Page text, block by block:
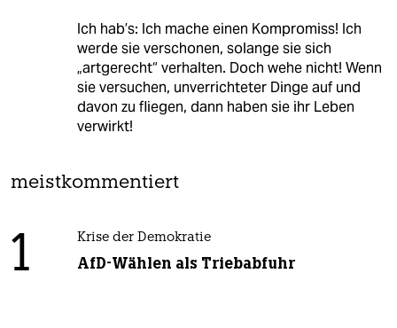
Ich hab’s: Ich mache einen Kompromiss! Ich
werde sie verschonen, solange sie sich
„artgerecht“ verhalten. Doch wehe nicht! Wenn
sie versuchen, unverrichteter Dinge auf und
davon zu fliegen, dann haben sie ihr Leben
verwirkt!
meistkommentiert
1 Krise der Demokratie
AfD-Wählen als Triebabfuhr